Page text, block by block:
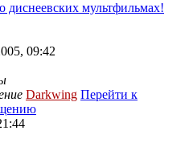
диснеевских мультфильмах!
09:42
Darkwing Перейти к